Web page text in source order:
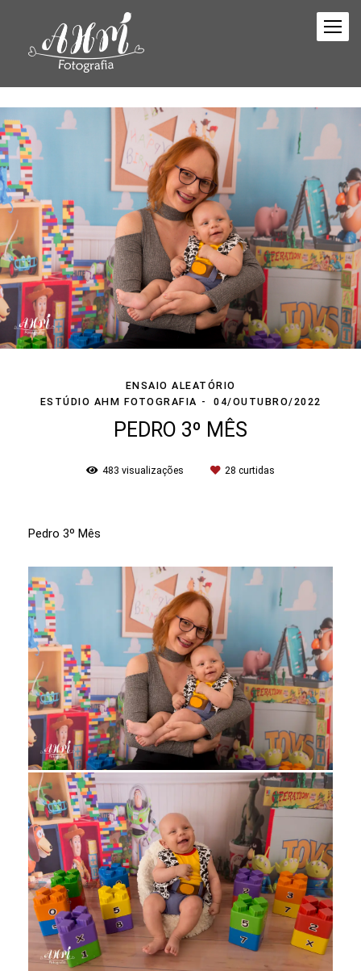
ENSAIO ALEATÓRIO
ESTÚDIO AHM FOTOGRAFIA
04/OUTUBRO/2022
PEDRO 3º MÊS
483 visualizações 28 curtidas
Pedro 3º Mês